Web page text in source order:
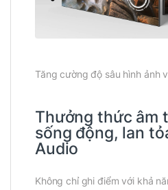
Tăng cường độ sâu hình ảnh
Thưởng thức âm
sống động, lan
Audio
Không chỉ ghi điểm với khả